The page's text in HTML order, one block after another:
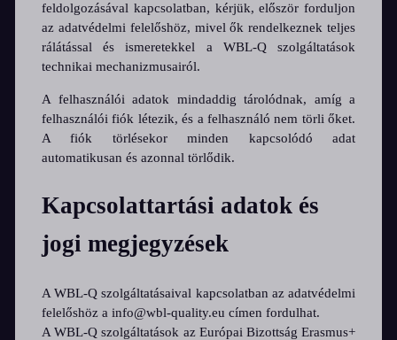
feldolgozásával kapcsolatban, kérjük, először forduljon
az adatvédelmi felelőshöz, mivel ők rendelkeznek teljes
rálátással és ismeretekkel a WBL-Q szolgáltatások
technikai mechanizmusairól.
A felhasználói adatok mindaddig tárolódnak, amíg a
felhasználói fiók létezik, és a felhasználó nem törli őket.
A fiók törlésekor minden kapcsolódó adat
automatikusan és azonnal törlődik.
Kapcsolattartási adatok és
jogi megjegyzések
A WBL-Q szolgáltatásaival kapcsolatban az adatvédelmi
felelőshöz a info@wbl-quality.eu címen fordulhat.
A WBL-Q szolgáltatások az Európai Bizottság Erasmus+